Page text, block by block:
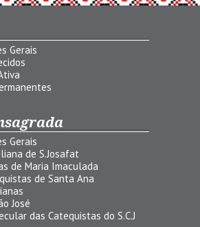
Gerais
Gerais
de S.Josafat
de Maria Imaculada
de Santa Ana
José
das Catequistas do S.C.J